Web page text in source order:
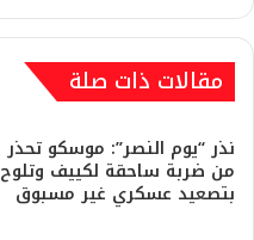
مقالات ذات صلة
نذر “يوم النصر”: موسكو تحذر
من ضربة ساحقة لكييف وتلوح
بتصعيد عسكري غير مسبوق